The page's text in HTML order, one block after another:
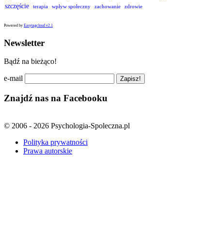
szczęście terapia wpływ społeczny zachowanie zdrowie
Powered by Easytagcloud v2.1
Newsletter
Bądź na bieżąco!
e-mail
Znajdź nas na Facebooku
© 2006 - 2026 Psychologia-Spoleczna.pl
Polityka prywatności
Prawa autorskie